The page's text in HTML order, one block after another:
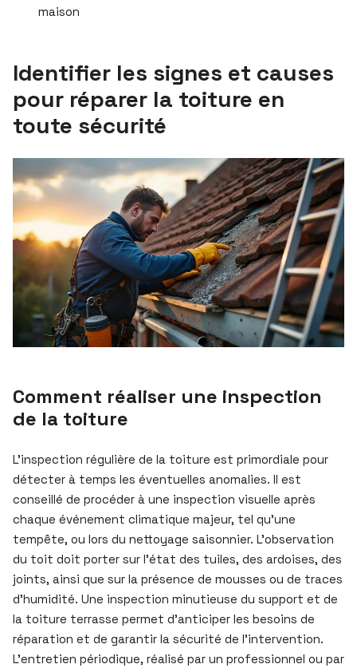
maison
Identifier les signes et causes
pour réparer la toiture en
toute sécurité
Comment réaliser une inspection
de la toiture
L’inspection régulière de la toiture est primordiale pour
détecter à temps les éventuelles anomalies. Il est
conseillé de procéder à une inspection visuelle après
chaque événement climatique majeur, tel qu’une
tempête, ou lors du nettoyage saisonnier. L’observation
du toit doit porter sur l’état des tuiles, des ardoises, des
joints, ainsi que sur la présence de mousses ou de traces
d’humidité. Une inspection minutieuse du support et de
la toiture terrasse permet d’anticiper les besoins de
réparation et de garantir la sécurité de l’intervention.
L’entretien périodique, réalisé par un professionnel ou par